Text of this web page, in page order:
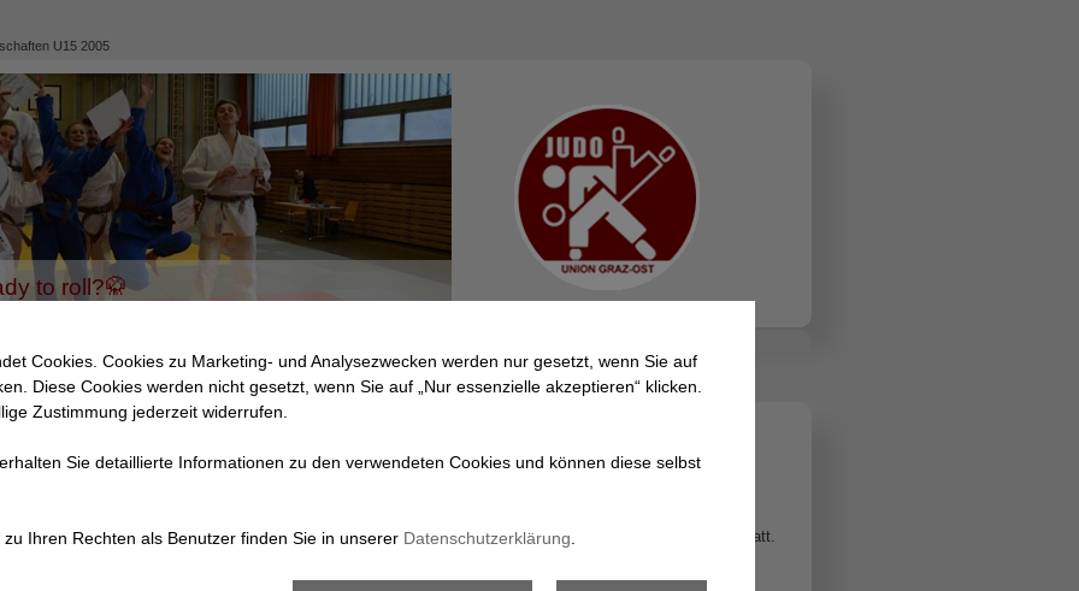
to roll?🥋
U15 2005
Judo Union Graz-Ost Judo Mitgliedschaft Lage Kontakt
Österreichische Meisterschaften U15 - 8.5.2005
Am Sonntag, dem 8. Mai, fanden in Matrei in Osttirol die Staatsmeisterschaften der Altersklasse U15 statt.
Cookies. Cookies zu Marketing- und Analysezwecken werden nur gesetzt, wenn Sie auf
Diese Cookies werden nicht gesetzt, wenn Sie auf „Nur essenzielle akzeptieren“ klicken.
Zustimmung jederzeit widerrufen.
Sie detaillierte Informationen zu den verwendeten Cookies und können diese selbst
Ihren Rechten als Benutzer finden Sie in unserer Datenschutzerklärung